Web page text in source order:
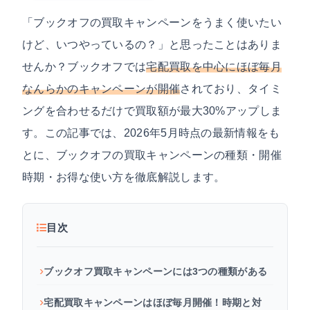
「ブックオフの買取キャンペーンをうまく使いたい
けど、いつやっているの？」と思ったことはありま
せんか？ブックオフでは宅配買取を中心にほぼ毎月
なんらかのキャンペーンが開催されており、タイミ
ングを合わせるだけで買取額が最大30%アップしま
す。この記事では、2026年5月時点の最新情報をも
とに、ブックオフの買取キャンペーンの種類・開催
時期・お得な使い方を徹底解説します。
目次
ブックオフ買取キャンペーンには3つの種類がある
宅配買取キャンペーンはほぼ毎月開催！時期と対